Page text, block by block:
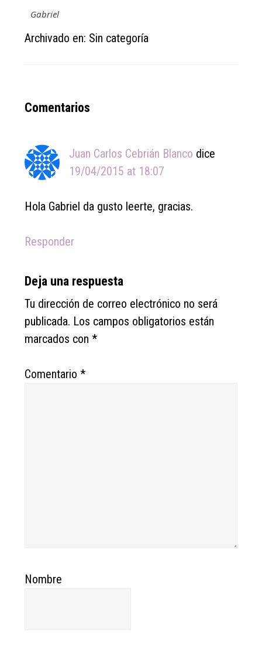
Gabriel
Archivado en: Sin categoría
Reader
Comentarios
Juan Carlos Cebrián Blanco dice
19/04/2015 at 18:07
Hola Gabriel da gusto leerte, gracias.
Responder
Deja una respuesta
Tu dirección de correo electrónico no será
publicada. Los campos obligatorios están
marcados con*
Comentario*
Nombre